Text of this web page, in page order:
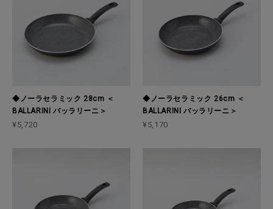
◆ノーラセラミック 28cm ＜
BALLARINI バッラリーニ＞
¥5,720
◆ノーラセラミック 26cm ＜
BALLARINI バッラリーニ＞
¥5,170